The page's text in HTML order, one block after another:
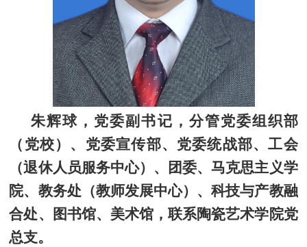
朱辉球，党委副书记， 分管党委组织部
（党校）、党委宣传部、党委统战部、工会
（退休人员服务中心）、团委、马克思主义学
院、 教务处（教师发展中心）、科技与产教融
合处、图书馆、美术馆，联系陶瓷艺术学院党
总支。